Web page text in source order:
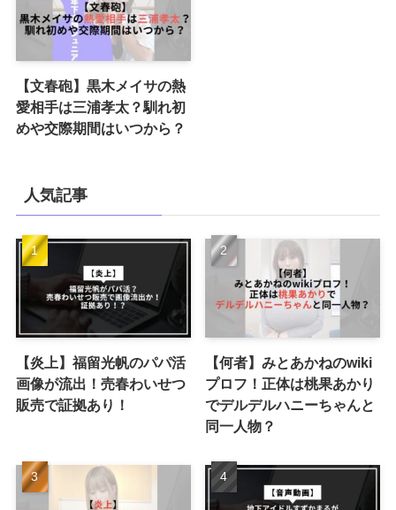
【文春砲】黒木メイサの熱
愛相手は三浦孝太？馴れ初
めや交際期間はいつから？
人気記事
【炎上】福留光帆のパパ活
画像が流出！売春わいせつ
販売で証拠あり！
【何者】みとあかねのwiki
プロフ！正体は桃果あかり
でデルデルハニーちゃんと
同一人物？